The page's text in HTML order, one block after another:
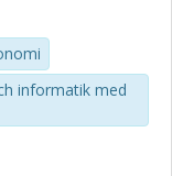
informatik med